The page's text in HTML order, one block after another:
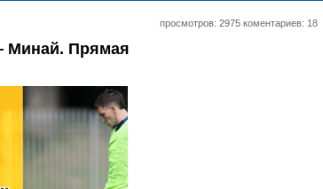
просмотров: 2975 коментариев: 18
Минай. Прямая